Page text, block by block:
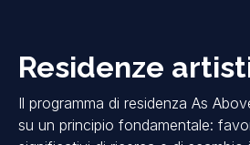
Residenze
Il programma di residenza As
su un principio fondamentale: